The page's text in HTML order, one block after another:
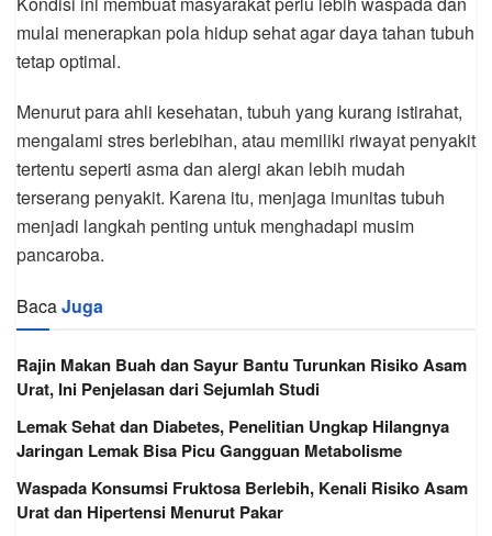
mulai menerapkan pola hidup sehat agar daya tahan tubuh
tetap optimal.
Menurut para ahli kesehatan, tubuh yang kurang istirahat,
mengalami stres berlebihan, atau memiliki riwayat penyakit
tertentu seperti asma dan alergi akan lebih mudah
terserang penyakit. Karena itu, menjaga imunitas tubuh
menjadi langkah penting untuk menghadapi musim
pancaroba.
BacaJuga
Rajin Makan Buah dan Sayur Bantu Turunkan Risiko Asam
Urat, Ini Penjelasan dari Sejumlah Studi
Lemak Sehat dan Diabetes, Penelitian Ungkap Hilangnya
Jaringan Lemak Bisa Picu Gangguan Metabolisme
Waspada Konsumsi Fruktosa Berlebih, Kenali Risiko Asam
Urat dan Hipertensi Menurut Pakar